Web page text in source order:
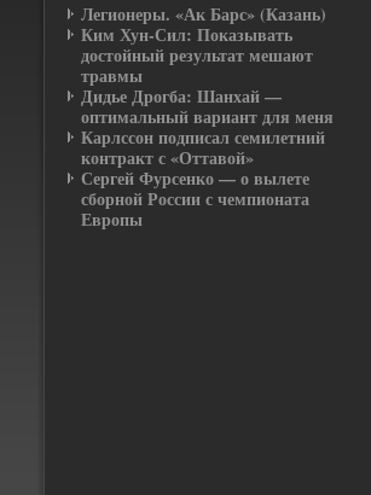
Легионеры. «Ак Барс» (Казань)
Ким Хун-Сил: Показывать
достойный результат мешают
травмы
Дидье Дрогба: Шанхай —
оптимальный вариант для меня
Карлссон подписал семилетний
контракт с «Оттавой»
Сергей Фурсенко — о вылете
сборной России с чемпионата
Европы